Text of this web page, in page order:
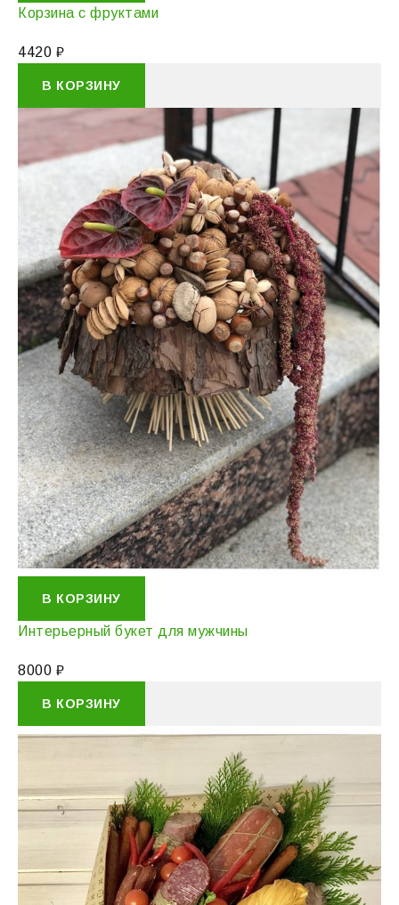
Корзина с фруктами
4420 ₽
В КОРЗИНУ
В КОРЗИНУ
Интерьерный букет для мужчины
8000 ₽
В КОРЗИНУ